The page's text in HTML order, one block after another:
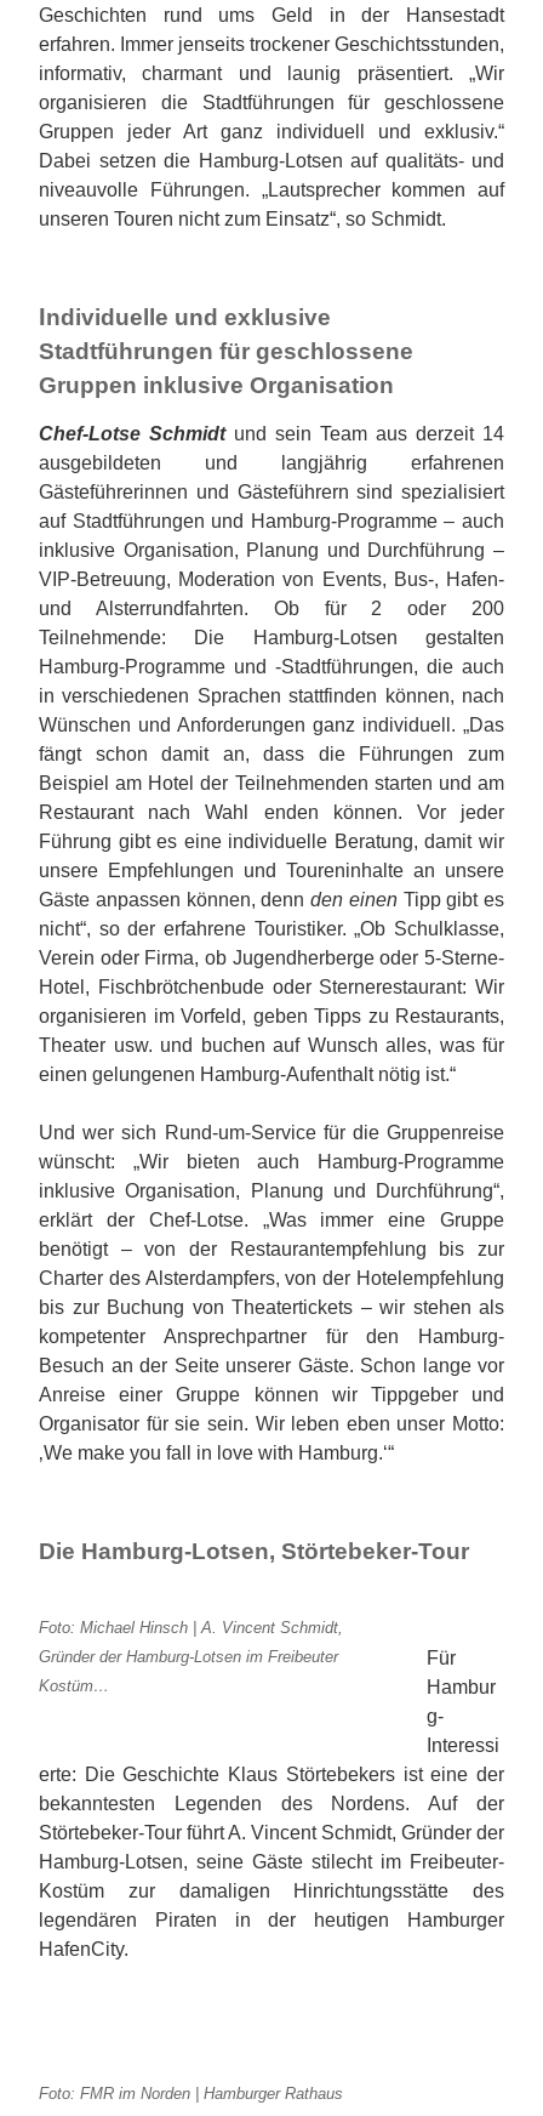
Geschichten rund ums Geld in der Hansestadt
erfahren. Immer jenseits trockener Geschichtsstunden,
informativ, charmant und launig präsentiert. „Wir
organisieren die Stadtführungen für geschlossene
Gruppen jeder Art ganz individuell und exklusiv.“
Dabei setzen die Hamburg-Lotsen auf qualitäts- und
niveauvolle Führungen. „Lautsprecher kommen auf
unseren Touren nicht zum Einsatz“, so Schmidt.
Individuelle und exklusive
Stadtführungen für geschlossene
Gruppen inklusive Organisation
Chef-Lotse Schmidt und sein Team aus derzeit 14
ausgebildeten und langjährig erfahrenen
Gästeführerinnen und Gästeführern sind spezialisiert
auf Stadtführungen und Hamburg-Programme – auch
inklusive Organisation, Planung und Durchführung –
VIP-Betreuung, Moderation von Events, Bus-, Hafen-
und Alsterrundfahrten. Ob für 2 oder 200
Teilnehmende: Die Hamburg-Lotsen gestalten
Hamburg-Programme und -Stadtführungen, die auch
in verschiedenen Sprachen stattfinden können, nach
Wünschen und Anforderungen ganz individuell. „Das
fängt schon damit an, dass die Führungen zum
Beispiel am Hotel der Teilnehmenden starten und am
Restaurant nach Wahl enden können. Vor jeder
Führung gibt es eine individuelle Beratung, damit wir
unsere Empfehlungen und Toureninhalte an unsere
Gäste anpassen können, denn den einenTipp gibt es
nicht“, so der erfahrene Touristiker. „Ob Schulklasse,
Verein oder Firma, ob Jugendherberge oder 5-Sterne-
Hotel, Fischbrötchenbude oder Sternerestaurant: Wir
organisieren im Vorfeld, geben Tipps zu Restaurants,
Theater usw. und buchen auf Wunsch alles, was für
einen gelungenen Hamburg-Aufenthalt nötig ist.“
Und wer sich Rund-um-Service für die Gruppenreise
wünscht: „Wir bieten auch Hamburg-Programme
inklusive Organisation, Planung und Durchführung“,
erklärt der Chef-Lotse. „Was immer eine Gruppe
benötigt – von der Restaurantempfehlung bis zur
Charter des Alsterdampfers, von der Hotelempfehlung
bis zur Buchung von Theatertickets – wir stehen als
kompetenter Ansprechpartner für den Hamburg-
Besuch an der Seite unserer Gäste. Schon lange vor
Anreise einer Gruppe können wir Tippgeber und
Organisator für sie sein. Wir leben eben unser Motto:
‚We make you fall in love with Hamburg.‘“
Die Hamburg-Lotsen, Störtebeker-Tour
Foto: Michael Hinsch | A. Vincent Schmidt,
Gründer der Hamburg-Lotsen im Freibeuter
Kostüm…
Für
Hambur
g-
Interessi
erte: Die Geschichte Klaus Störtebekers ist eine der
bekanntesten Legenden des Nordens. Auf der
Störtebeker-Tour führt A. Vincent Schmidt, Gründer der
Hamburg-Lotsen, seine Gäste stilecht im Freibeuter-
Kostüm zur damaligen Hinrichtungsstätte des
legendären Piraten in der heutigen Hamburger
HafenCity.
Foto: FMR im Norden | Hamburger Rathaus